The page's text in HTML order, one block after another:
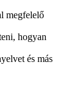
megfelelő
hogyan
és más